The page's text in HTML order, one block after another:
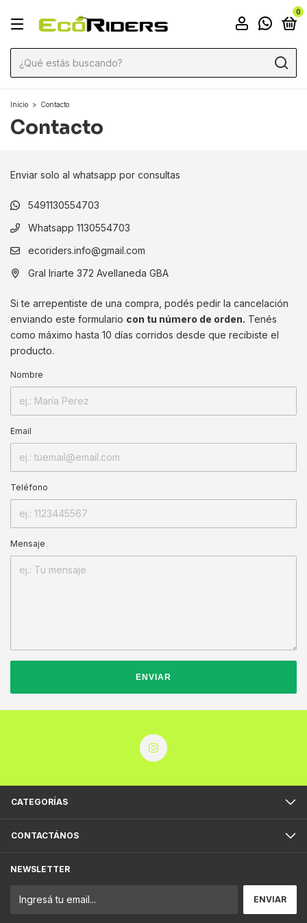
0
Inicio > Contacto
Contacto
Enviar solo al whatsapp por consultas
5491130554703
Whatsapp 1130554703
ecoriders.info@gmail.com
Gral Iriarte 372 Avellaneda GBA
Si te arrepentiste de una compra, podés pedir la cancelación
enviando este formulario con tu número de orden. Tenés
como máximo hasta 10 días corridos desde que recibiste el
producto.
Nombre
Email
Teléfono
Mensaje
ENVIAR
CATEGORÍAS
CONTACTÁNOS
NEWSLETTER